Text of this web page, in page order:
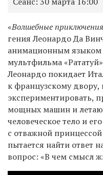
«Волшебные
гения Леонардо Да
анимационным языком
мультфильма
Леонардо покидает
к французскому
экспериментировать,
мощных машин и
человеческое тело и
с отважной
пытается найти ответ
вопрос: «В чем смысл